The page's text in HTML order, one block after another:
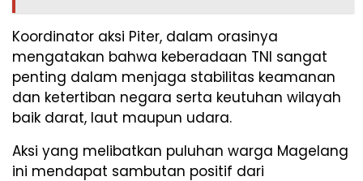
Koordinator aksi Piter, dalam orasinya
mengatakan bahwa keberadaan TNI sangat
penting dalam menjaga stabilitas keamanan
dan ketertiban negara serta keutuhan wilayah
baik darat, laut maupun udara.
Aksi yang melibatkan puluhan warga Magelang
ini mendapat sambutan positif dari